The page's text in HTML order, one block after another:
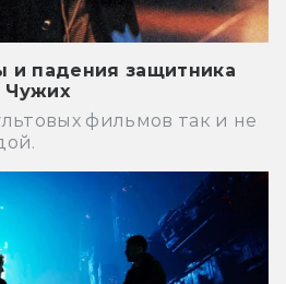
и падения защитника
Чужих
фильмов так и не